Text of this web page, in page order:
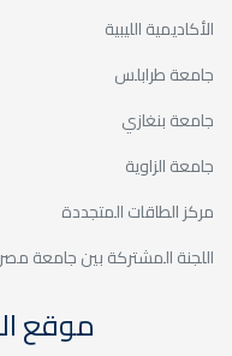
الأكاديمية الليبية
جامعة طرابلس
جامعة بنغازي
جامعة الزاوية
مركز الطاقات المتجددة
اللجنة المشتركة بين جامعة
موقع